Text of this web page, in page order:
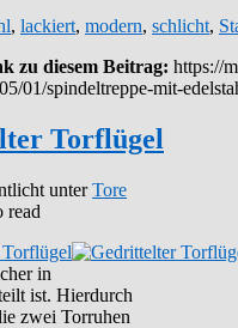
, lackiert, modern, schlicht,
zu diesem Beitrag: https://
01/spindeltreppe-mit-
Torflügel
unterTore
read
in
ist. Hierdurch
zwei Torruhen